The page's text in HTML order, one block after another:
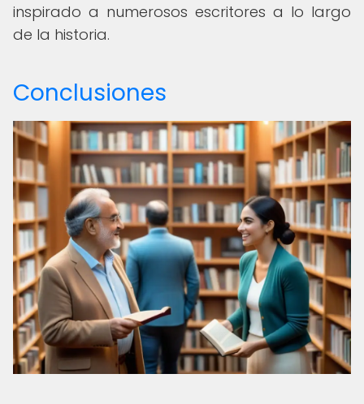
inspirado a numerosos escritores a lo largo
de la historia.
Conclusiones